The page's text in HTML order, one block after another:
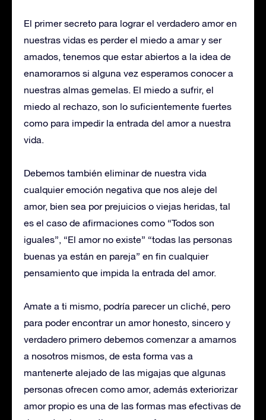
El primer secreto para lograr el verdadero amor en
nuestras vidas es perder el miedo a amar y ser
amados, tenemos que estar abiertos a la idea de
enamorarnos si alguna vez esperamos conocer a
nuestras almas gemelas. El miedo a sufrir, el
miedo al rechazo, son lo suficientemente fuertes
como para impedir la entrada del amor a nuestra
vida.
Debemos también eliminar de nuestra vida
cualquier emoción negativa que nos aleje del
amor, bien sea por prejuicios o viejas heridas, tal
es el caso de afirmaciones como “Todos son
iguales”, “El amor no existe” “todas las personas
buenas ya están en pareja” en fin cualquier
pensamiento que impida la entrada del amor.
Amate a ti mismo, podría parecer un cliché, pero
para poder encontrar un amor honesto, sincero y
verdadero primero debemos comenzar a amarnos
a nosotros mismos, de esta forma vas a
mantenerte alejado de las migajas que algunas
personas ofrecen como amor, además exteriorizar
amor propio es una de las formas mas efectivas de